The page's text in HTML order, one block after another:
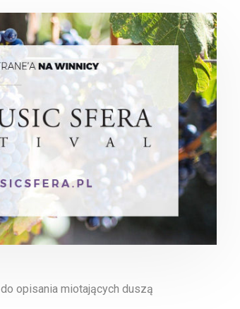
opisania miotających duszą